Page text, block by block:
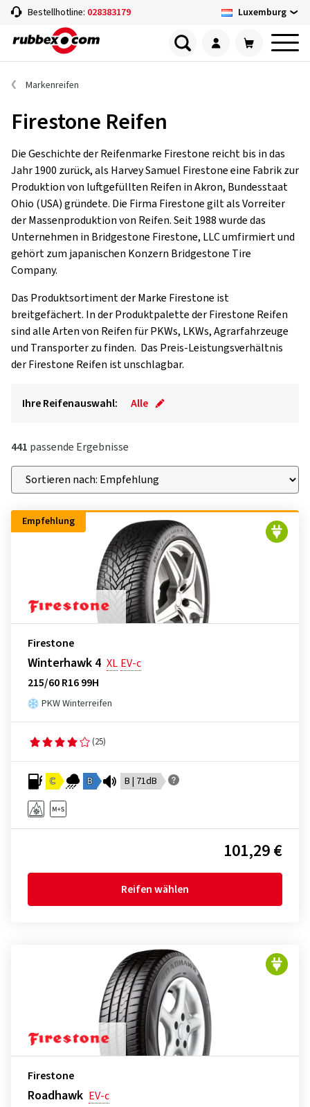
Bestellhotline: 028383179 Luxemburg
Markenreifen
Firestone Reifen
Die Geschichte der Reifenmarke Firestone reicht bis in das
Jahr 1900 zurück, als Harvey Samuel Firestone eine Fabrik zur
Produktion von luftgefüllten Reifen in Akron, Bundesstaat
Ohio (USA) gründete. Die Firma Firestone gilt als Vorreiter
der Massenproduktion von Reifen. Seit 1988 wurde das
Unternehmen in Bridgestone Firestone, LLC umfirmiert und
gehört zum japanischen Konzern Bridgestone Tire
Company.
Das Produktsortiment der Marke Firestone ist
breitgefächert. In der Produktpalette der Firestone Reifen
sind alle Arten von Reifen für PKWs, LKWs, Agrarfahrzeuge
und Transporter zu finden. Das Preis-Leistungsverhältnis
der Firestone Reifen ist unschlagbar.
Ihre Reifenauswahl: Alle
441 passende Ergebnisse
Empfehlung
Firestone
Winterhawk 4 XL EV-c
215/60 R16 99H
PKW Winterreifen
(25)
C B B | 71dB
101,29 €
Reifen wählen
Firestone
Roadhawk EV-c